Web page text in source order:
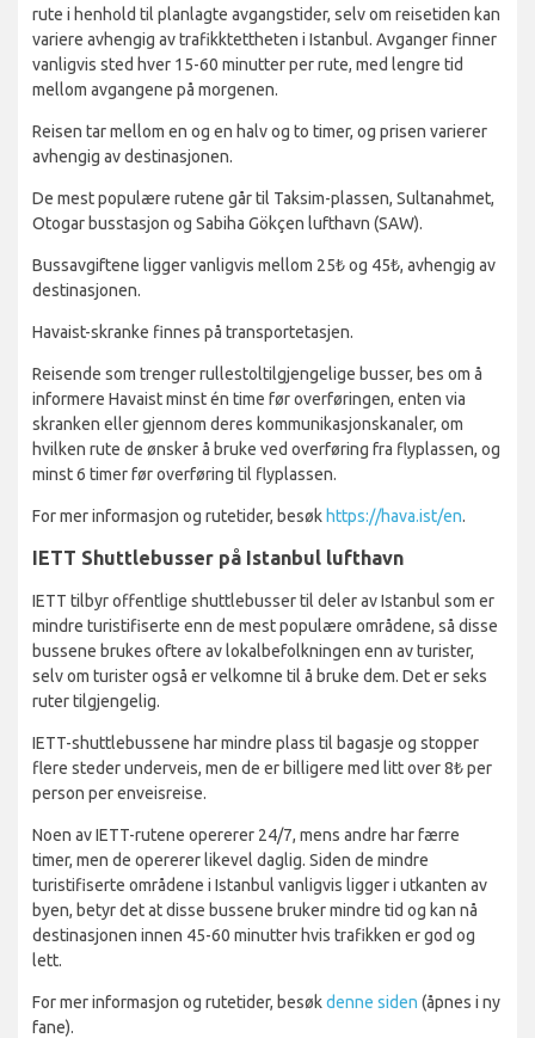
rute i henhold til planlagte avgangstider, selv om reisetiden kan
variere avhengig av trafikktettheten i Istanbul. Avganger finner
vanligvis sted hver 15-60 minutter per rute, med lengre tid
mellom avgangene på morgenen.
Reisen tar mellom en og en halv og to timer, og prisen varierer
avhengig av destinasjonen.
De mest populære rutene går til Taksim-plassen, Sultanahmet,
Otogar busstasjon og Sabiha Gökçen lufthavn (SAW).
Bussavgiftene ligger vanligvis mellom 25₺ og 45₺, avhengig av
destinasjonen.
Havaist-skranke finnes på transportetasjen.
Reisende som trenger rullestoltilgjengelige busser, bes om å
informere Havaist minst én time før overføringen, enten via
skranken eller gjennom deres kommunikasjonskanaler, om
hvilken rute de ønsker å bruke ved overføring fra flyplassen, og
minst 6 timer før overføring til flyplassen.
For mer informasjon og rutetider, besøk https://hava.ist/en.
IETT Shuttlebusser på Istanbul lufthavn
IETT tilbyr offentlige shuttlebusser til deler av Istanbul som er
mindre turistifiserte enn de mest populære områdene, så disse
bussene brukes oftere av lokalbefolkningen enn av turister,
selv om turister også er velkomne til å bruke dem. Det er seks
ruter tilgjengelig.
IETT-shuttlebussene har mindre plass til bagasje og stopper
flere steder underveis, men de er billigere med litt over 8₺ per
person per enveisreise.
Noen av IETT-rutene opererer 24/7, mens andre har færre
timer, men de opererer likevel daglig. Siden de mindre
turistifiserte områdene i Istanbul vanligvis ligger i utkanten av
byen, betyr det at disse bussene bruker mindre tid og kan nå
destinasjonen innen 45-60 minutter hvis trafikken er god og
lett.
For mer informasjon og rutetider, besøkdenne siden (åpnes i ny
fane).